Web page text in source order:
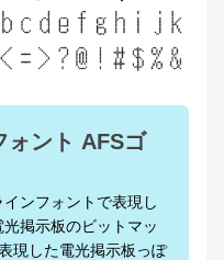
ォント AFSゴ
ンフォントで表現し
掲示板のビットマッ
現した電光掲示板っぽ